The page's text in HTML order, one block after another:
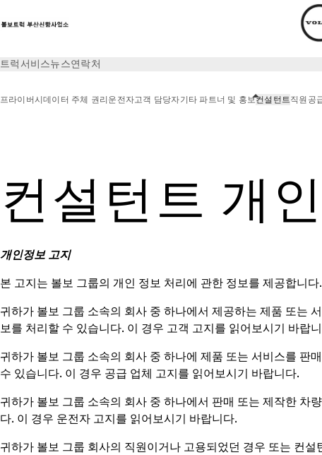
트럭서비스뉴스연락처
프라이버시데이터 주체 권리 운전자고객 담당자기타 파트너 및 홍보컨설턴트직원 공
컨설턴트 개
개인정보 고지
본 고지는 볼보 그룹의 개인 정보 처리에 관한 정보를 제공합니다.
귀하가 볼보 그룹 소속의 회사 중 하나에서 제공하는 제품 또는
보를 처리할 수 있습니다. 이 경우 고객 고지를 읽어보시기 바랍
귀하가 볼보 그룹 소속의 회사 중 하나에 제품 또는 서비스를 판
수 있습니다. 이 경우 공급 업체 고지를 읽어보시기 바랍니다.
귀하가 볼보 그룹 소속의 회사 중 하나에서 판매 또는 제작한 차
다. 이 경우 운전자 고지를 읽어보시기 바랍니다.
귀하가 볼보 그룹 회사의 직원이거나 고용되었던 경우 또는 컨